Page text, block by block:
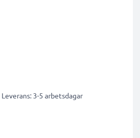
Leverans: 3-5 arbetsdagar